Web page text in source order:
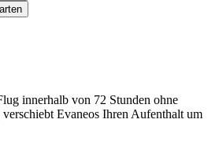
innerhalb von 72 Stunden ohne
Evaneos Ihren Aufenthalt um